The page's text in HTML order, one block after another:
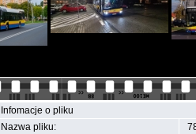
Infomacje o pliku
Nazwa pliku: